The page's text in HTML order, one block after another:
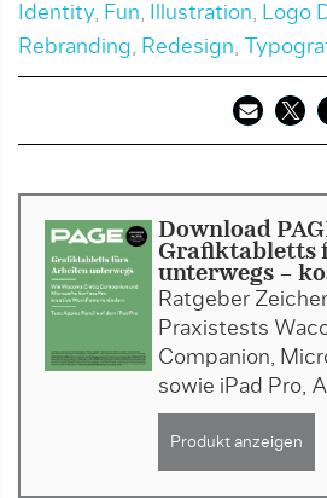
Identity, Fun, Illustration, Logo
Rebranding, Redesign,
Download
Grafiktabletts
unterwegs -
Ratgeber
Praxistests
Companion,
sowie iPad Pro,
Produkt anzeigen